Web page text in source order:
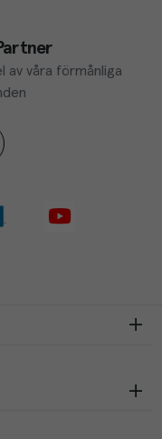
av våra förmånliga